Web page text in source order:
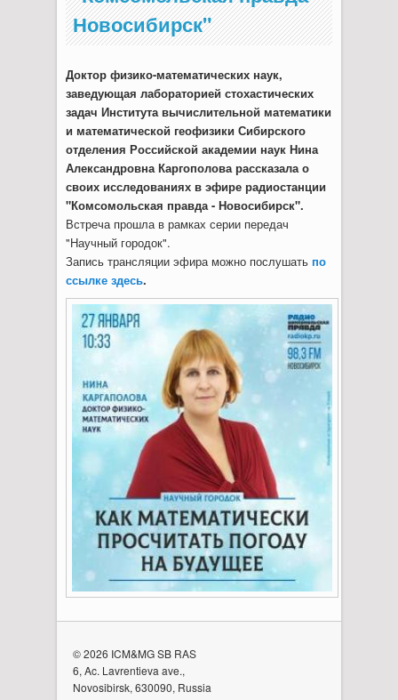
Новосибирск"
Доктор физико-математических наук,
заведующая лабораторией стохастических
задач Института вычислительной математики
и математической геофизики Сибирского
отделения Российской академии наук Нина
Александровна Каргополова рассказала о
своих исследованиях в эфире радиостанции
"Комсомольская правда - Новосибирск".
Встреча прошла в рамках серии передач
"Научный городок".
Запись трансляции эфира можно послушать по
ссылке здесь.
© 2026 ICM&MG SB RAS
6, Ac. Lavrentieva ave.,
Novosibirsk, 630090, Russia